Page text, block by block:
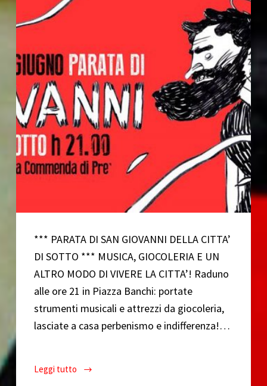
2018
*** PARATA DI SAN GIOVANNI DELLA CITTA’
DI SOTTO *** MUSICA, GIOCOLERIA E UN
ALTRO MODO DI VIVERE LA CITTA’! Raduno
alle ore 21 in Piazza Banchi: portate
strumenti musicali e attrezzi da giocoleria,
lasciate a casa perbenismo e indifferenza!…
Leggi tutto
Parata